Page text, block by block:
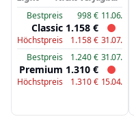
Bestpreis 998€ 11.06.
Classic 1.158 €
Höchstpreis 1.158€ 31.07.
Bestpreis
1.240€ 31.07.
Premium 1.310 €
Höchstpreis 1.310€ 15.04.